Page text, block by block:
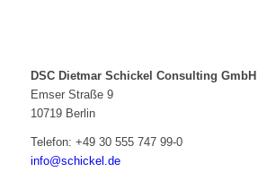
DSC Dietmar Schickel Consulting GmbH
Emser Straße 9
10719 Berlin
Telefon: +49 30 555 747 99-0
info@schickel.de